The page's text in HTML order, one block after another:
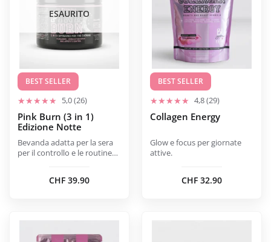
ESAURITO
BEST SELLER
5,0 (26)
Pink Burn (3 in 1)
Edizione Notte
Bevanda adatta per la sera
per il controllo e le routine
CHF 39.90
varianti.
opzioni
possono
scelte
nella
pagina
del
prodotto
BEST SELLER
4,8 (29)
Collagen Energy
Glow e focus per giornate
attive.
CHF 32.90
varianti.
possono
essere
scelte
nella
pagina
del